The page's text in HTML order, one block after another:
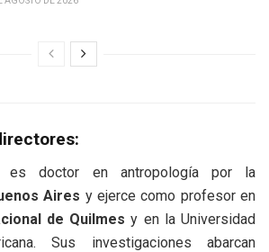
es doctor en antropología por la
Aires y ejerce como profesor en
de Quilmes y en la Universidad
Sus investigaciones abarcan